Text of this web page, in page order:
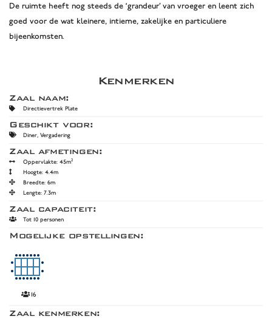
De ruimte heeft nog steeds de ‘grandeur’ van vroeger en leent zich
goed voor de wat kleinere, intieme, zakelijke en particuliere
bijeenkomsten.
Kenmerken
Zaal naam:
Directievertrek Plate
Geschikt voor:
Diner, Vergadering
Zaal afmetingen:
Oppervlakte: 45m2
Hoogte: 4.4m
Breedte: 6m
Lengte: 7.3m
Zaal capaciteit:
Tot 10 personen
Mogelijke opstellingen:
16
Zaal kenmerken: